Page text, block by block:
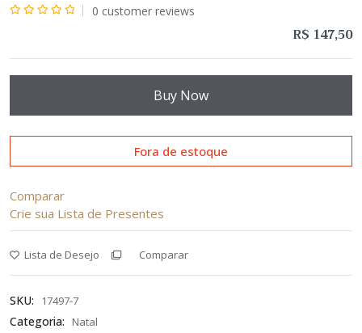
0 customer reviews
R$ 147,50
Buy Now
Fora de estoque
Comparar
Crie sua Lista de Presentes
Lista de Desejo Comparar
SKU: 17497-7
Categoria: Natal